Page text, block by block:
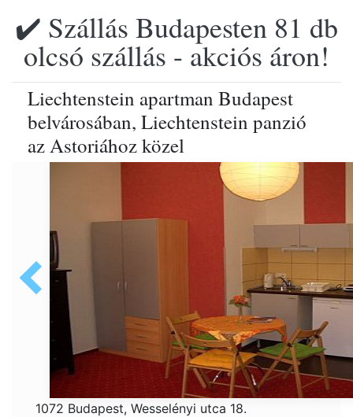
✔️ Szállás Budapesten 81 db
olcsó szállás - akciós áron!
Liechtenstein apartman Budapest
belvárosában, Liechtenstein panzió
az Astoriához közel
1072 Budapest, Wesselényi utca 18.